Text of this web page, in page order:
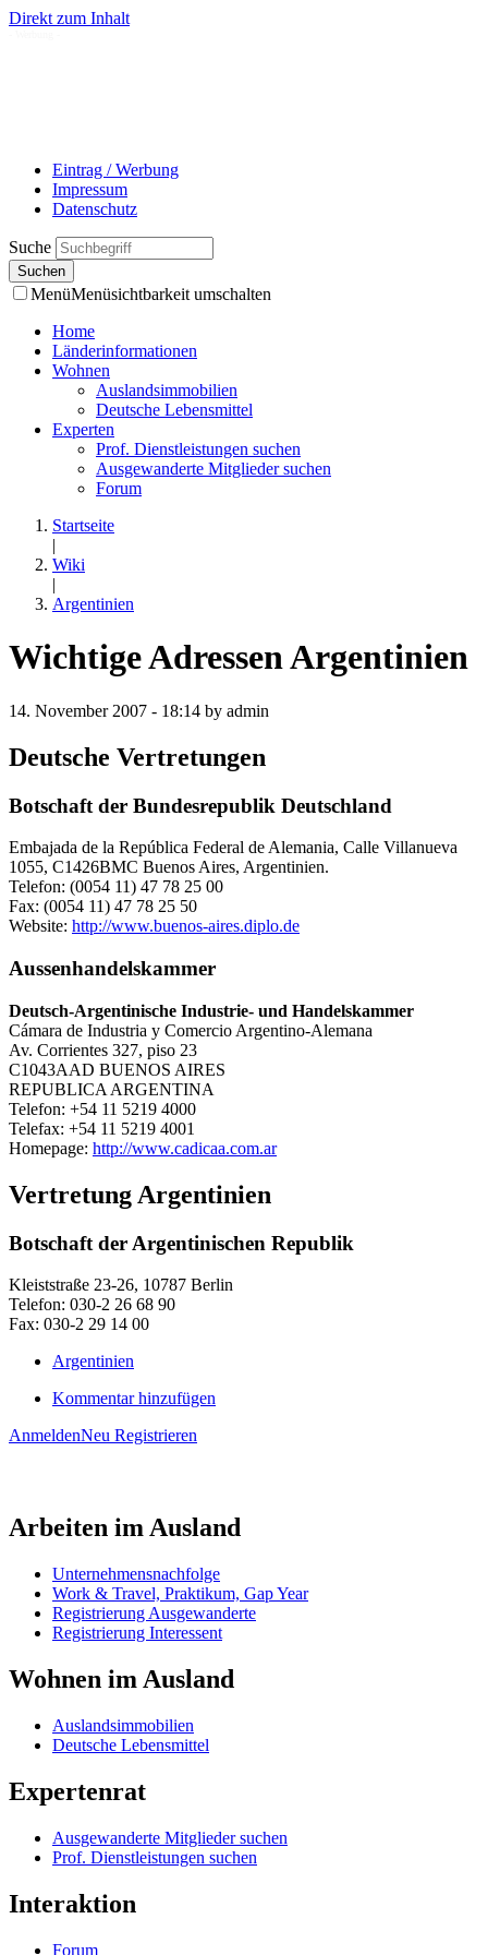
Direkt zum Inhalt
Eintrag / Werbung
Impressum
Datenschutz
Suche
MenüMenüsichtbarkeit umschalten
Home
Länderinformationen
Wohnen
Auslandsimmobilien
Deutsche Lebensmittel
Experten
Prof. Dienstleistungen suchen
Ausgewanderte Mitglieder suchen
Forum
Startseite
|
Wiki
|
Argentinien
Wichtige Adressen Argentinien
14. November 2007 - 18:14 by admin
Deutsche Vertretungen
Botschaft der Bundesrepublik Deutschland
Embajada de la República Federal de Alemania, Calle Villanueva
1055, C1426BMC Buenos Aires, Argentinien.
Telefon: (0054 11) 47 78 25 00
Fax: (0054 11) 47 78 25 50
Website: http://www.buenos-aires.diplo.de
Aussenhandelskammer
Deutsch-Argentinische Industrie- und Handelskammer
Cámara de Industria y Comercio Argentino-Alemana
Av. Corrientes 327, piso 23
C1043AAD BUENOS AIRES
REPUBLICA ARGENTINA
Telefon: +54 11 5219 4000
Telefax: +54 11 5219 4001
Homepage: http://www.cadicaa.com.ar
Vertretung Argentinien
Botschaft der Argentinischen Republik
Kleiststraße 23-26, 10787 Berlin
Telefon: 030-2 26 68 90
Fax: 030-2 29 14 00
Argentinien
Kommentar hinzufügen
AnmeldenNeu Registrieren
Arbeiten im Ausland
Unternehmensnachfolge
Work & Travel, Praktikum, Gap Year
Registrierung Ausgewanderte
Registrierung Interessent
Wohnen im Ausland
Auslandsimmobilien
Deutsche Lebensmittel
Expertenrat
Ausgewanderte Mitglieder suchen
Prof. Dienstleistungen suchen
Interaktion
Forum